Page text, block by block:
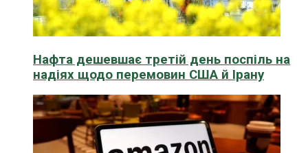
Нафта дешевшає третій день поспіль на
надіях щодо перемовин США й Ірану